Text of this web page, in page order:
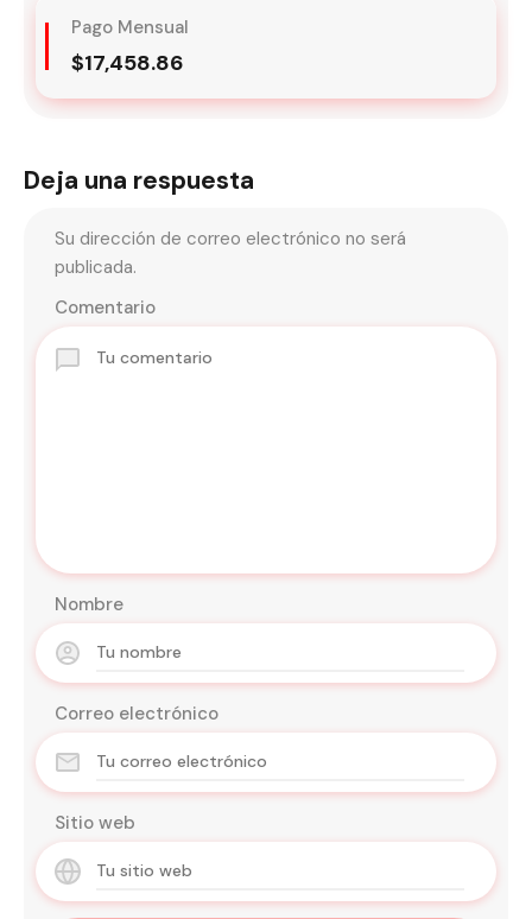
Pago Mensual
$17,458.86
Deja una respuesta
Su dirección de correo electrónico no será
publicada.
Comentario
Nombre
Correo electrónico
Sitio web